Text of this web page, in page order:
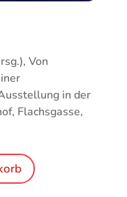
Von
in der
Flachsgasse,